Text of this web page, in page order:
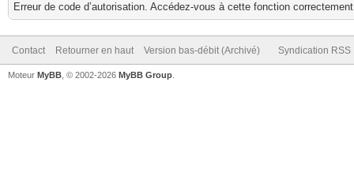
Erreur de code d’autorisation. Accédez-vous à cette fonction
Contact Retourner en haut Version bas-débit (Archivé) Syndication RSS
Moteur MyBB , © 2002-2026 MyBB Group